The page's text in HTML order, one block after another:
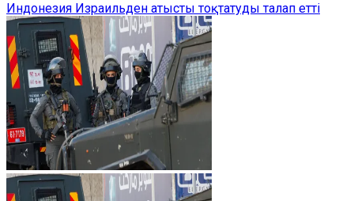
Индонезия Израильден атысты тоқтатуды талап етті